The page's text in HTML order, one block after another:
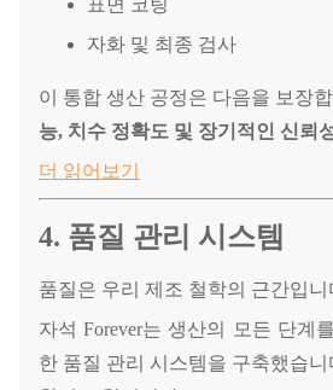
표면 코팅
자화 및 최종 검사
이 통합 생산 공정은 다음을 보장
능, 치수 정확도 및 장기적인 신뢰
더 읽어보기
4. 품질 관리 시스템
품질은 우리 제조 철학의 근간입니
자석 Forever는 생산의 모든 단계
한 품질 관리 시스템을 구축했습